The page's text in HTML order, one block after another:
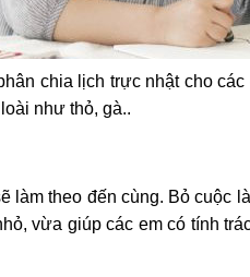
chia lịch trực nhật cho
như thỏ, gà..
theo đến cùng. Bỏ cuộc
vừa giúp các em có tính